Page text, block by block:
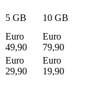
5 GB
10 GB
Euro
49,90
Euro
79,90
Euro
29,90
Euro
19,90